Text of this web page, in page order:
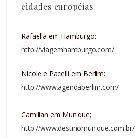
cidades européias
Rafaella em Hamburgo:
http://viagemhamburgo.com/
Nicole e Pacelli em Berlim:
http://www.agendaberlim.com/
Camilian em Munique;
http://www.destinomunique.com.br/